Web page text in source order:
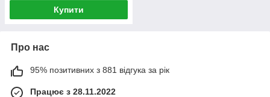
Купити
Про нас
95% позитивних з 881 відгука за рік
Працює з 28.11.2022